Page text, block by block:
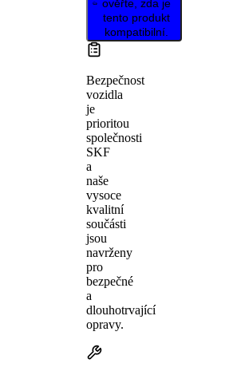
ověřte, zda je
tento produkt
kompatibilní.
Bezpečnost
vozidla
je
prioritou
společnosti
SKF
a
naše
vysoce
kvalitní
součásti
jsou
navrženy
pro
bezpečné
a
dlouhotrvající
opravy.